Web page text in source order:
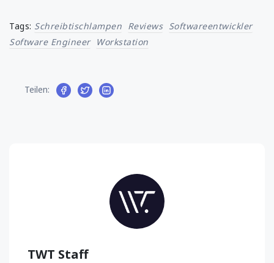
Tags: Schreibtischlampen Reviews Softwareentwickler
Software Engineer
Workstation
Teilen:
TWT Staff